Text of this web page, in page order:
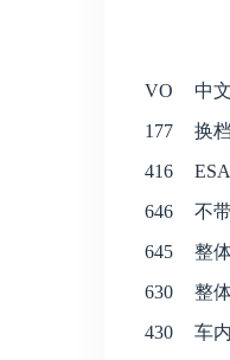
VO 中
177
换
416
646
不
645
整
630
整
430
车